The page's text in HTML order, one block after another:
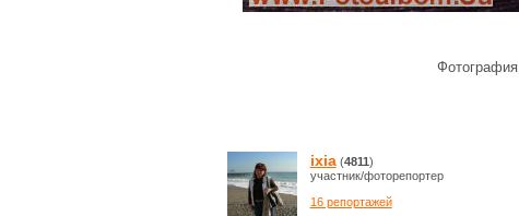
Фотография
ixia(4811)
участник/фоторепортер
16 репортажей